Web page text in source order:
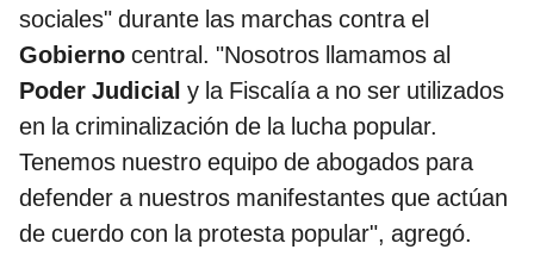
sociales" durante las marchas contra el
Gobierno central. "Nosotros llamamos al
Poder Judicial y la Fiscalía a no ser utilizados
en la criminalización de la lucha popular.
Tenemos nuestro equipo de abogados para
defender a nuestros manifestantes que actúan
de cuerdo con la protesta popular", agregó.